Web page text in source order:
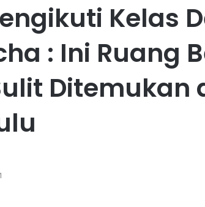
Kelas
: Ini Ruang
Ditemukan